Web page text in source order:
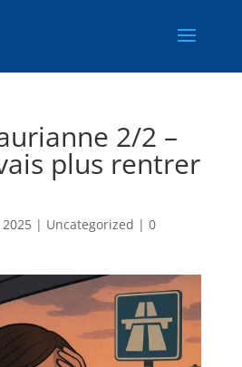
2/2 –
plus rentrer
| Uncategorized | 0